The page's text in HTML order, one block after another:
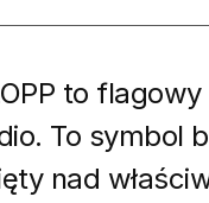
to
To symbol
nad